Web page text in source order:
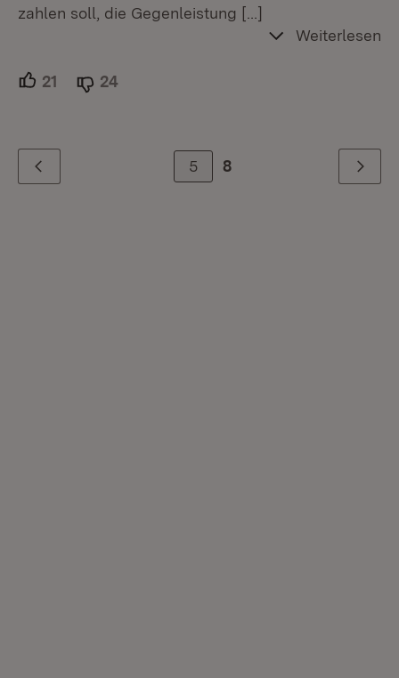
zahlen soll, die Gegenleistung […]
Weiterlesen
21 Unterstützer.
24
Zurück 5 8 Weiter